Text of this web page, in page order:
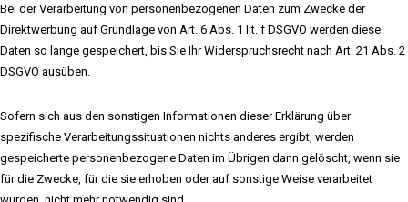
Bei der Verarbeitung von personenbezogenen Daten zum Zwecke der
Direktwerbung auf Grundlage von Art. 6 Abs. 1 lit. f DSGVO werden diese
Daten so lange gespeichert, bis Sie Ihr Widerspruchsrecht nach Art. 21 Abs. 2
DSGVO ausüben.
Sofern sich aus den sonstigen Informationen dieser Erklärung über
spezifische Verarbeitungssituationen nichts anderes ergibt, werden
gespeicherte personenbezogene Daten im Übrigen dann gelöscht, wenn sie
für die Zwecke, für die sie erhoben oder auf sonstige Weise verarbeitet